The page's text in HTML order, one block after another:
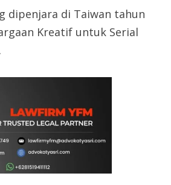
dipenjara di Taiwan tahun
Kreatif untuk Serial